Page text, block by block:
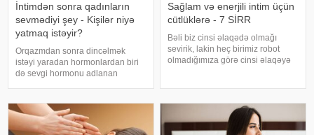
İntimdən sonra qadınların
sevmədiyi şey - Kişilər niyə
yatmaq istəyir?
Orqazmdan sonra dincəlmək
istəyi yaradan hormonlardan biri
də sevgi hormonu adlanan
tətikləyir. Həm kişilər, həm də
qadınlar tərəfindən ifraz olunan
oksitosi
Sağlam və enerjili intim üçün
cütlüklərə - 7 SİRR
Bəli biz cinsi əlaqədə olmağı
sevirik, lakin heç birimiz robot
olmadığımıza görə cinsi əlaqəyə
əlaqəyə girmək mümkün olmaya